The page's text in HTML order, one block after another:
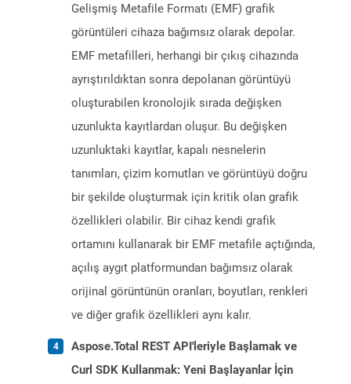
Gelişmiş Metafile Formatı (EMF) grafik
görüntüleri cihaza bağımsız olarak depolar.
EMF metafilleri, herhangi bir çıkış cihazında
ayrıştırıldıktan sonra depolanan görüntüyü
oluşturabilen kronolojik sırada değişken
uzunlukta kayıtlardan oluşur. Bu değişken
uzunluktaki kayıtlar, kapalı nesnelerin
tanımları, çizim komutları ve görüntüyü doğru
bir şekilde oluşturmak için kritik olan grafik
özellikleri olabilir. Bir cihaz kendi grafik
ortamını kullanarak bir EMF metafile açtığında,
açılış aygıt platformundan bağımsız olarak
orijinal görüntünün oranları, boyutları, renkleri
ve diğer grafik özellikleri aynı kalır.
Aspose.Total REST API'leriyle Başlamak ve
Curl SDK Kullanmak: Yeni Başlayanlar İçin